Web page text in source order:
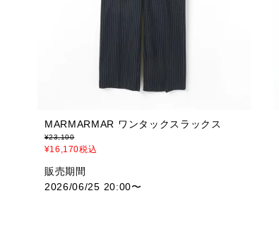
MARMARMAR ワンタックスラックス
¥23,100
¥16,170税込
販売期間
2026/06/25 20:00〜